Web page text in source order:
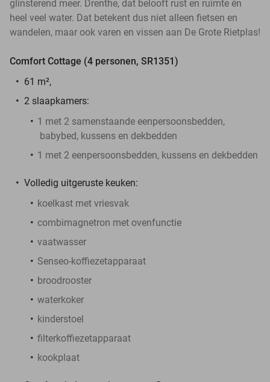
glinsterend meer. Drenthe, dat belooft rust en ruimte én
heel veel water. Dat betekent dus niet alleen fietsen en
wandelen, maar ook varen en vissen aan De Grote Rietplas!
Comfort Cottage (4 personen, SR1351)
61 m²,
2 slaapkamers:
1 met 2 samenstaande eenpersoonsbedden,
babybed, kussens en dekbedden
1 met 2 eenpersoonsbedden, kussens en dekbedden
Volledig uitgeruste keuken:
koelkast met vriesvak
combimagnetron met ovenfunctie
vaatwasser
Senseo-koffiezetapparaat
broodrooster
waterkoker
kinderstoel
filterkoffiezetapparaat
kookplaat